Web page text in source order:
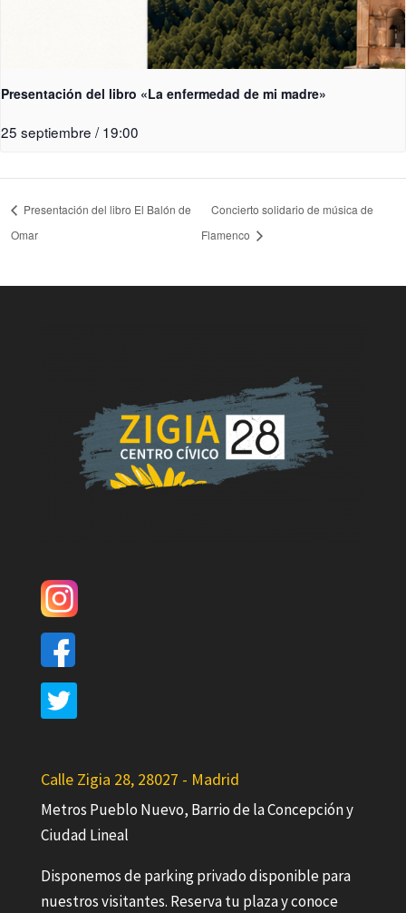
Presentación del libro «La enfermedad de mi madre»
25 septiembre / 19:00
Presentación del libro El Balón de
Omar
Concierto solidario de música de
Flamenco
Calle Zigia 28, 28027 - Madrid
Metros Pueblo Nuevo, Barrio de la Concepción y
Ciudad Lineal
Disponemos de parking privado disponible para
nuestros visitantes. Reserva tu plaza y conoce